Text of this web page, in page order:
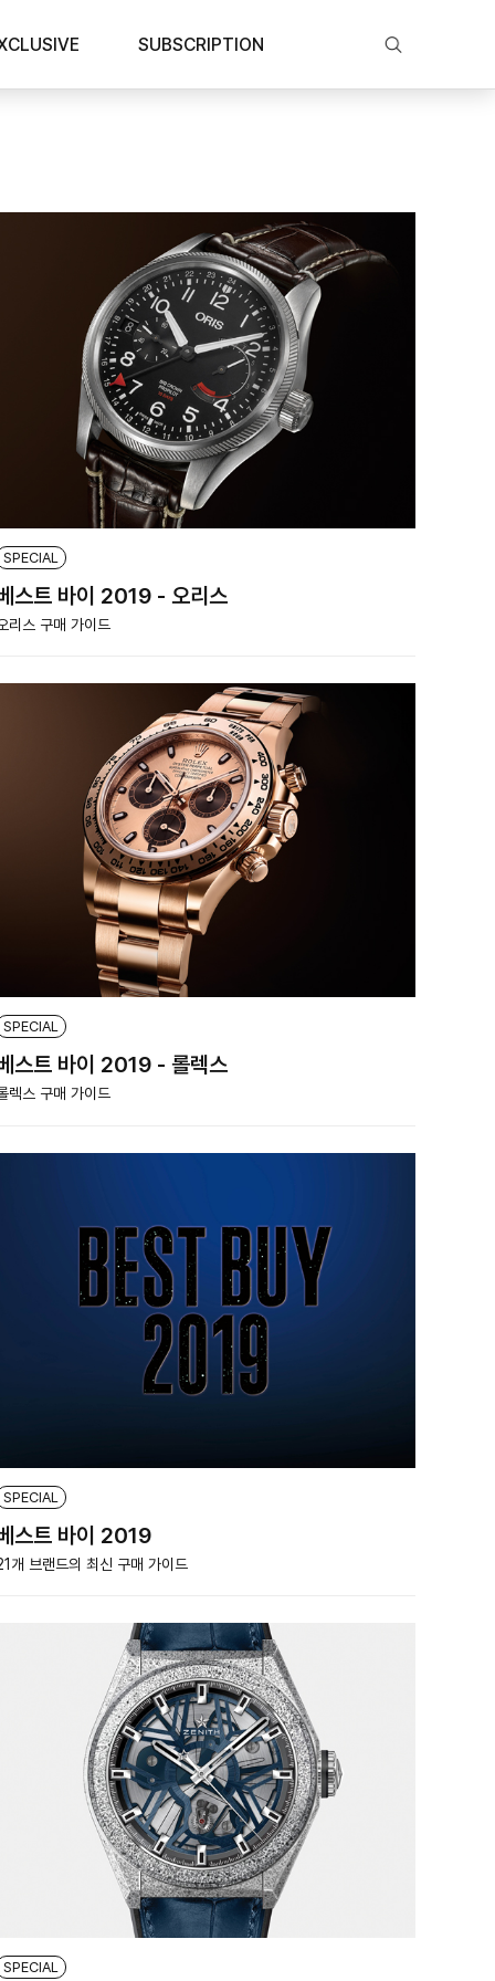
SUBSCRIPTION
SPECIAL
스트 바이 2019 - 오리스
리스 구매 가이드
SPECIAL
스트 바이 2019 - 롤렉스
렉스 구매 가이드
SPECIAL
스트 바이 2019
개 브랜드의 최신 구매 가이드
SPECIAL